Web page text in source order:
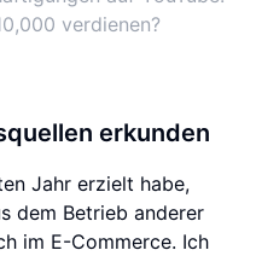
verdienen?
erkunden
Jahr erzielt habe,
dem Betrieb anderer
im E-Commerce. Ich